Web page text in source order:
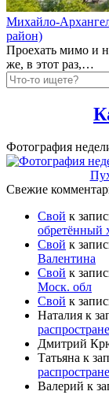
Михайло-
район)
Проехать мимо и
же, в этот раз,…
Фотография
Свежие
Свой к
обретённый
Свой к
Валентина
Свой к
Моск. обл
Свой к
Наталия к
Дмитрий
Татьяна к
Валерий к